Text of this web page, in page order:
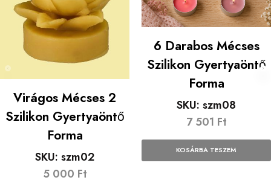
Virágos Mécses 2
Szilikon Gyertyaöntő
Forma
SKU: szm02
5 000 Ft
6 Darabos Mécses
Szilikon Gyertyaöntő
Forma
SKU: szm08
7 501 Ft
KOSÁRBA TESZEM